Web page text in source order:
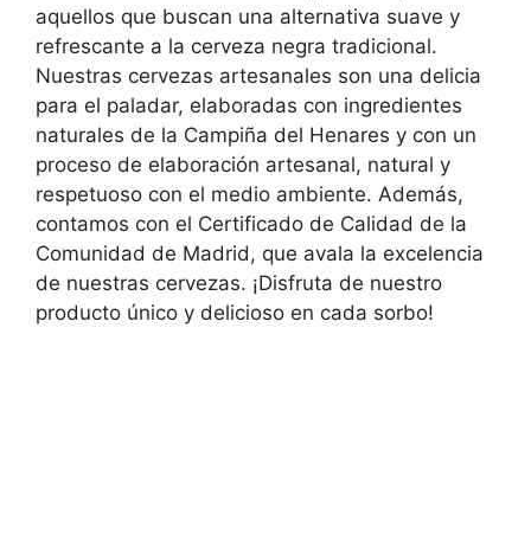
aquellos que buscan una alternativa suave y
refrescante a la cerveza negra tradicional.
Nuestras cervezas artesanales son una delicia
para el paladar, elaboradas con ingredientes
naturales de la Campiña del Henares y con un
proceso de elaboración artesanal, natural y
respetuoso con el medio ambiente. Además,
contamos con el Certificado de Calidad de la
Comunidad de Madrid, que avala la excelencia
de nuestras cervezas. ¡Disfruta de nuestro
producto único y delicioso en cada sorbo!